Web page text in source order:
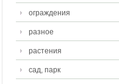
ограждения
разное
растения
сад, парк